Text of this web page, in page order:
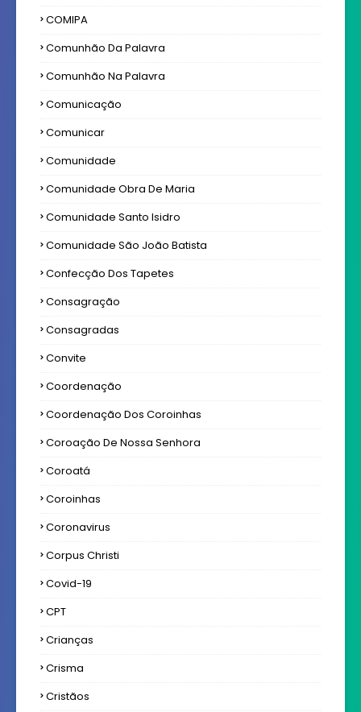
COMIPA
Comunhão Da Palavra
Comunhão Na Palavra
Comunicação
Comunicar
Comunidade
Comunidade Obra De Maria
Comunidade Santo Isidro
Comunidade São João Batista
Confecção Dos Tapetes
Consagração
Consagradas
Convite
Coordenação
Coordenação Dos Coroinhas
Coroação De Nossa Senhora
Coroatá
Coroinhas
Coronavirus
Corpus Christi
Covid-19
CPT
Crianças
Crisma
Cristãos